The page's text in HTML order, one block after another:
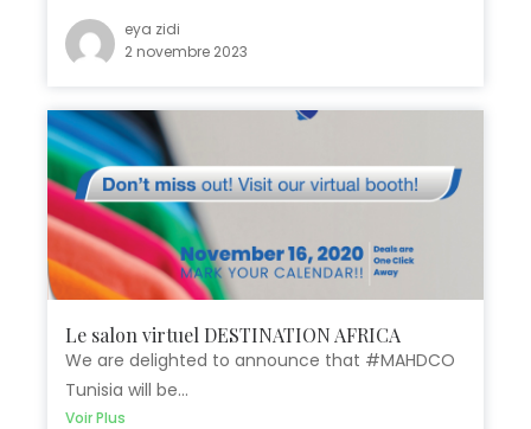
eya zidi
2 novembre 2023
Le salon virtuel DESTINATION AFRICA
We are delighted to announce that #MAHDCO
Tunisia will be...
Voir Plus